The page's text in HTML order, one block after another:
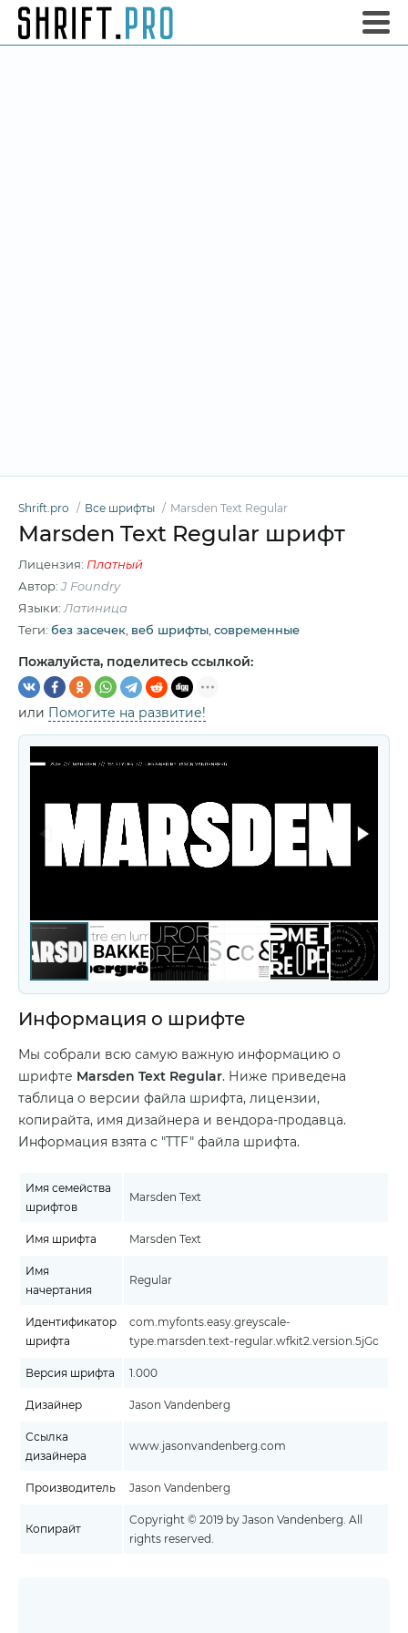
Shrift.pro Все шрифты Marsden Text Regular
Marsden Text Regular шрифт
Лицензия: Платный
Автор:J Foundry
Языки: Латиница
Теги: без засечек веб шрифты современные
Пожалуйста, поделитесь ссылкой:
или Помогите на развитие!
Информация о шрифте
Мы собрали всю самую важную информацию о
шрифте Marsden Text Regular. Ниже приведена
таблица о версии файла шрифта, лицензии,
копирайта, имя дизайнера и вендора-продавца.
Информация взята с "TTF" файла шрифта.
Имя семейства
шрифтов
Marsden Text
Имя шрифта Marsden Text
Имя
начертания
Regular
Идентификатор
шрифта
com.myfonts.easy.greyscale-
type.marsden.text-regular.wfkit2.version.5jGc
Версия шрифта 1.000
Дизайнер Jason Vandenberg
Ссылка
дизайнера
www.jasonvandenberg.com
Производитель Jason Vandenberg
Копирайт
Copyright © 2019 by Jason Vandenberg. All
rights reserved.